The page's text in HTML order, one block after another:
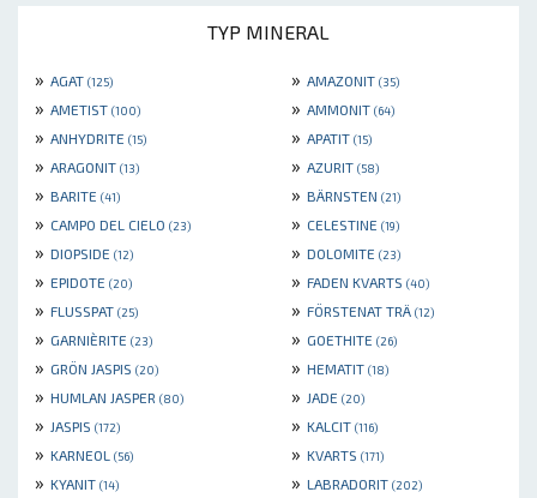
TYP MINERAL
» AGAT (125) » AMAZONIT (35)
» AMETIST (100) » AMMONIT (64)
» ANHYDRITE (15) » APATIT (15)
» ARAGONIT (13) » AZURIT (58)
» BARITE (41) » BÄRNSTEN (21)
» CAMPO DEL CIELO (23) » CELESTINE (19)
» DIOPSIDE (12) » DOLOMITE (23)
» EPIDOTE (20) » FADEN KVARTS (40)
» FLUSSPAT (25) » FÖRSTENAT TRÄ (12)
» GARNIÈRITE (23) » GOETHITE (26)
» GRÖN JASPIS (20) » HEMATIT (18)
» HUMLAN JASPER (80) » JADE (20)
» JASPIS (172) » KALCIT (116)
» KARNEOL (56) » KVARTS (171)
» KYANIT (14) » LABRADORIT (202)